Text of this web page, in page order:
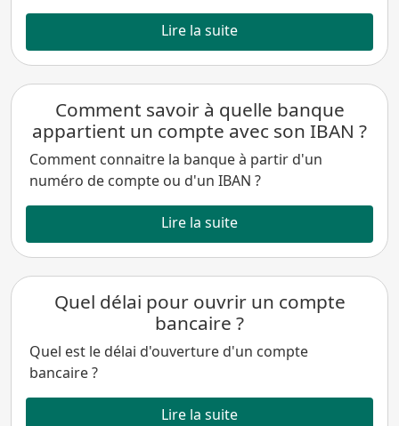
Lire la suite
Comment savoir à quelle banque
appartient un compte avec son IBAN ?
Comment connaitre la banque à partir d'un
numéro de compte ou d'un IBAN ?
Lire la suite
Quel délai pour ouvrir un compte
bancaire ?
Quel est le délai d'ouverture d'un compte
bancaire ?
Lire la suite